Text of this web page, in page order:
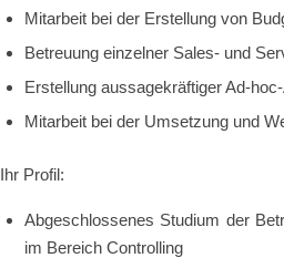
Mitarbeit bei der Erstellung von
Betreuung einzelner Sales- und
Erstellung aussagekräftiger Ad-
Mitarbeit bei der Umsetzung und
Ihr Profil:
Abgeschlossenes Studium der
im Bereich Controlling